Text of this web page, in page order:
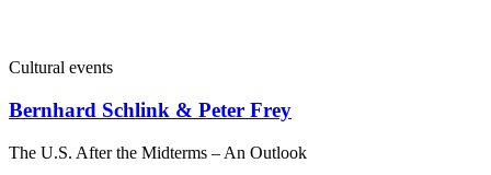
Cultural events
Bernhard Schlink & Peter Frey
The U.S. After the Midterms – An Outlook